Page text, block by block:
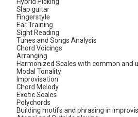
Slap guitar
Fingerstyle
Ear Training
Sight Reading
Tunes and Songs Analysis
Chord Voicings
Arranging
Harmonized Scales with common and
Modal Tonality
Improvisation
Chord Melody
Exotic Scales
Polychords
Building motifs and phrasing in